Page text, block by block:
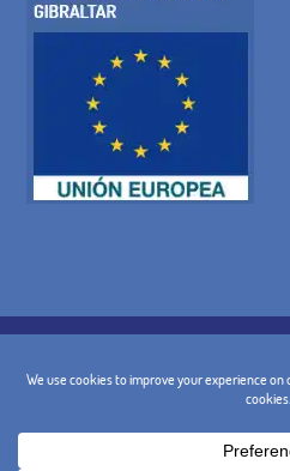
AVIS JURIDIQUE
TERMES ET
POLITIQUE